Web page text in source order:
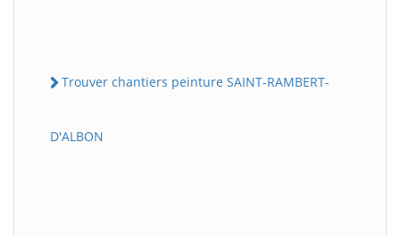
Trouver chantiers peinture SAINT-RAMBERT-
D'ALBON